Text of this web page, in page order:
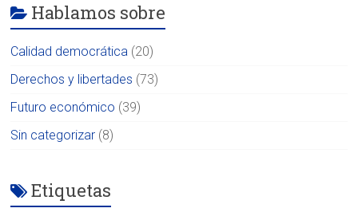
Hablamos sobre
Calidad democrática (20)
Derechos y libertades (73)
Futuro económico (39)
Sin categorizar (8)
Etiquetas